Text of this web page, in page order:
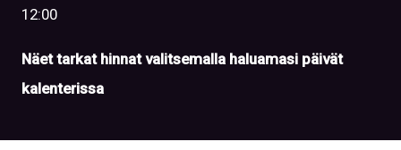
12:00
Näet tarkat hinnat valitsemalla haluamasi päivät
kalenterissa